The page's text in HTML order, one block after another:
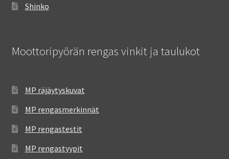
Shinko
Moottoripyörän rengas vinkit ja taulukot
MP räjäytyskuvat
MP rengasmerkinnät
MP rengastestit
MP rengastyypit